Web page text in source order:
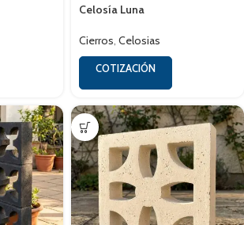
Celosía Luna
Cierros, Celosias
COTIZACIÓN